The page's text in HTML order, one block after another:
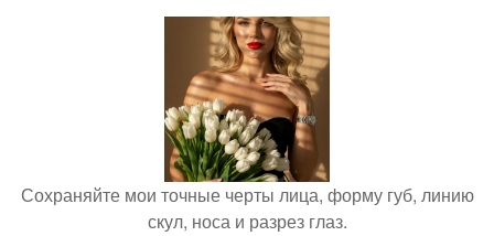
Сохраняйте мои точные черты лица, форму губ, линию
скул, носа и разрез глаз.